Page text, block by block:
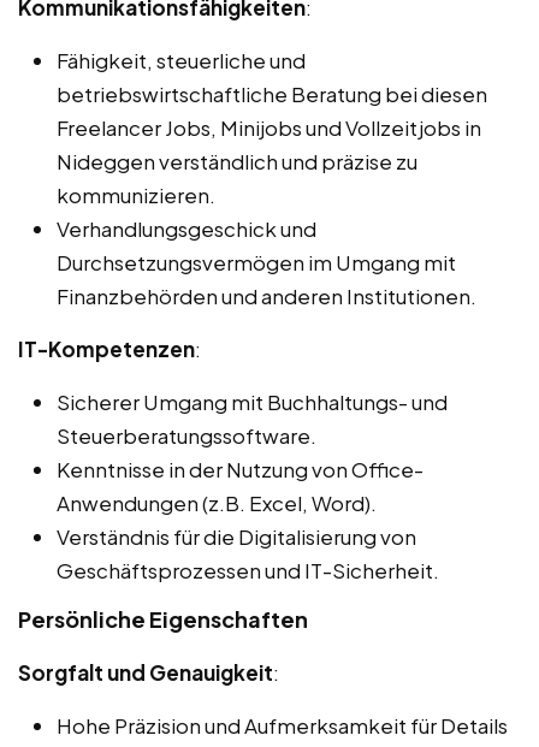
Kommunikationsfähigkeiten:
Fähigkeit, steuerliche und
betriebswirtschaftliche Beratung bei diesen
Freelancer Jobs, Minijobs und Vollzeitjobs in
Nideggen verständlich und präzise zu
kommunizieren.
Verhandlungsgeschick und
Durchsetzungsvermögen im Umgang mit
Finanzbehörden und anderen Institutionen.
IT-Kompetenzen:
Sicherer Umgang mit Buchhaltungs- und
Steuerberatungssoftware.
Kenntnisse in der Nutzung von Office-
Anwendungen (z.B. Excel, Word).
Verständnis für die Digitalisierung von
Geschäftsprozessen und IT-Sicherheit.
Persönliche Eigenschaften
Sorgfalt und Genauigkeit:
Hohe Präzision und Aufmerksamkeit für Details